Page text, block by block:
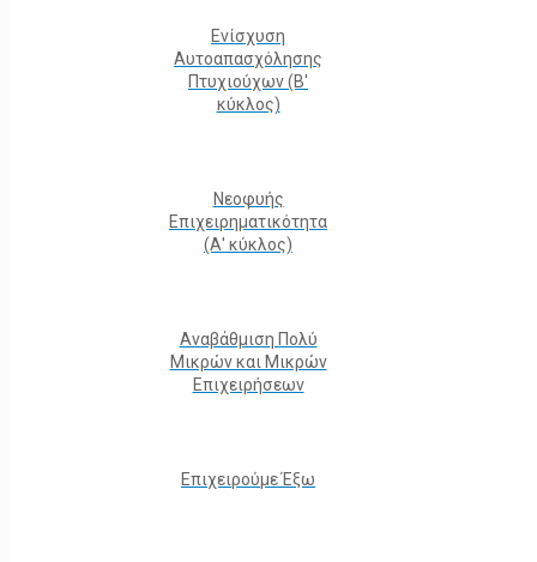
Ενίσχυση
Αυτοαπασχόλησης
Πτυχιούχων (Β'
κύκλος)
Νεοφυής
Επιχειρηματικότητα
(Α' κύκλος)
Αναβάθμιση Πολύ
Μικρών και Μικρών
Επιχειρήσεων
Επιχειρούμε Έξω